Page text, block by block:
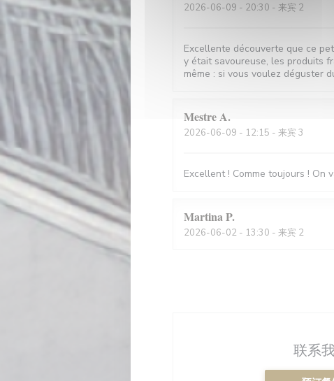
2026-06-09 - 20:30 - 来宾 2
Excellente découverte que ce
y était savoureuse, les produits
même : si vous voulez déguster
MestreA
2026-06-09 - 12:15 - 来宾 3
Excellent ! Comme toujours ! On
MartinaP
2026-06-02 - 13:30 - 来宾 2
联系